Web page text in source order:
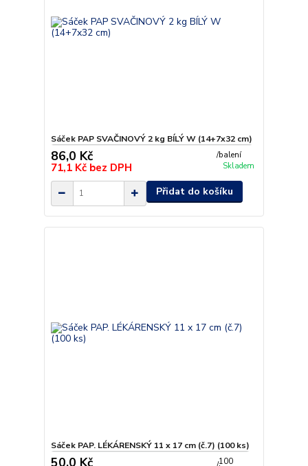
Sáček PAP SVAČINOVÝ 2 kg BÍLÝ W (14+7x32 cm)
86,0 Kč /balení
71,1 Kč bez DPH Skladem
Přidat do košíku
Sáček PAP. LÉKÁRENSKÝ 11 x 17 cm (č.7) (100 ks)
50,0 Kč 100